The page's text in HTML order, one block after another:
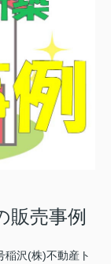
販売事例
沢(株)不動産ト